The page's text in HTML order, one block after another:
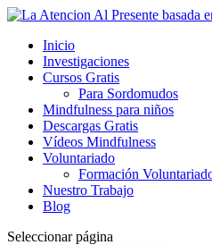
Inicio
Investigaciones
Cursos Gratis
Para Sordomudos
Mindfulness para niños
Descargas Gratis
Vídeos Mindfulness
Voluntariado
Formación
Nuestro Trabajo
Blog
Seleccionar página